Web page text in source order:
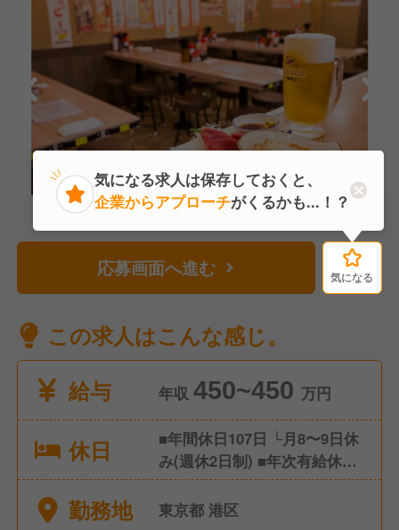
応募画面へ進む 気になる
この求人はこんな感じ。
給与
年収 450~450 万円
休日
■年間休日107日 └月8〜9日休
み(週休2日制) ■年次有給休暇
(入社半年後初年度10日間付
与) ■慶弔休暇
勤務地 東京都 港区
気になる
気になる求人は保存しておくと、
企業からアプローチがくるかも...！？